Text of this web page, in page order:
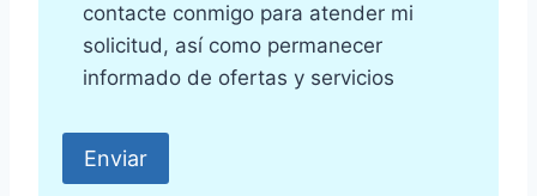
contacte conmigo para atender mi
solicitud, así como permanecer
informado de ofertas y servicios